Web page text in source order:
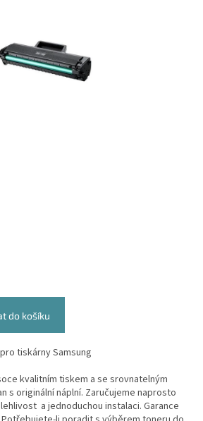
do košíku
tiskárny Samsung
kvalitním tiskem a se srovnatelným
s originální náplní. Zaručujeme naprosto
a jednoduchou instalaci. Garance